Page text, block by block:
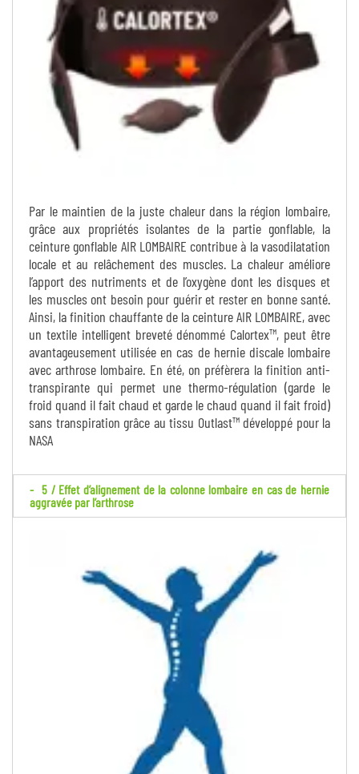
Par le maintien de la juste chaleur dans la région lombaire,
grâce aux propriétés isolantes de la partie gonflable, la
ceinture gonflable AIR LOMBAIRE contribue à la vasodilatation
locale et au relâchement des muscles. La chaleur améliore
l’apport des nutriments et de l’oxygène dont les disques et
les muscles ont besoin pour guérir et rester en bonne santé.
Ainsi, la finition chauffante de la ceinture AIR LOMBAIRE, avec
un textile intelligent breveté dénommé Calortex™, peut être
avantageusement utilisée en cas de hernie discale lombaire
avec arthrose lombaire. En été, on préfèrera la finition anti-
transpirante qui permet une thermo-régulation (garde le
froid quand il fait chaud et garde le chaud quand il fait froid)
sans transpiration grâce au tissu Outlast™ développé pour la
NASA
5 / Effet d’alignement de la colonne lombaire en cas de hernie
aggravée par l’arthrose